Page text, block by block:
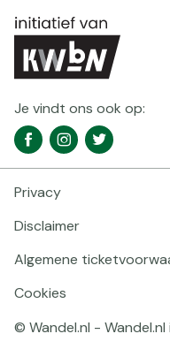
Je vindt ons ook op:
Social
media
navigatie
FacebookInstagramTwitter
© Wandel.nl -
Footer
Privacy
Disclaimer
Algemene
Cookies